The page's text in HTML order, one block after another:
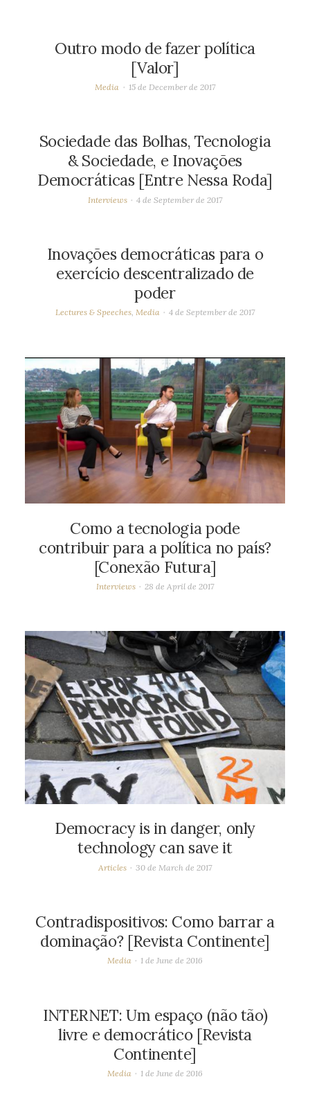
Outro modo de fazer política
[Valor]
Media 15 de December de 2017
Sociedade das Bolhas, Tecnologia
& Sociedade, e Inovações
Democráticas [Entre Nessa Roda]
Interviews 4 de September de 2017
Inovações democráticas para o
exercício descentralizado de
poder
Lectures & Speeches, Media 4 de September de 2017
Como a tecnologia pode
contribuir para a política no país?
[Conexão Futura]
Interviews 28 de April de 2017
Democracy is in danger, only
technology can save it
Articles 30 de March de 2017
Contradispositivos: Como barrar a
dominação? [Revista Continente]
Media 1 de June de 2016
INTERNET: Um espaço (não tão)
livre e democrático [Revista
Continente]
Media 1 de June de 2016